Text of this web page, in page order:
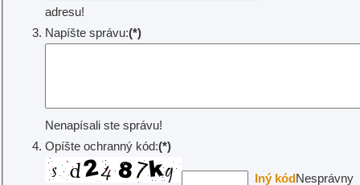
adresu!
Napíšte správu:(*)
Nenapísali ste správu!
Opíšte ochranný kód:(*)
Iný kódNesprávny